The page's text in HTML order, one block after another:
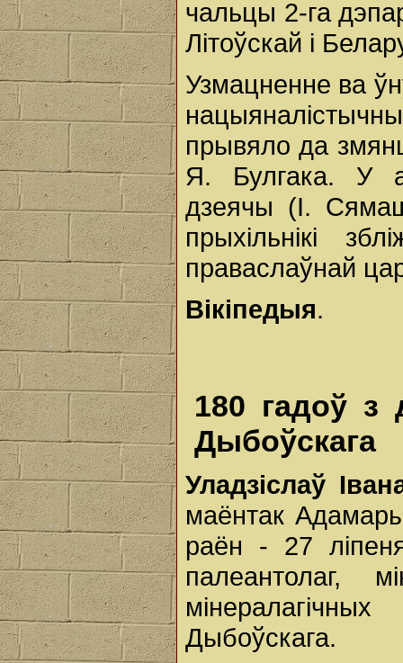
чальцы 2-га
Літоўскай і
Узмацненне ва
прывяло да
Я. Булгака. У
дзеячы (І.
прыхільнікі
праваслаўнай
Вікіпедыя.
180 гадоў з
Дыбоўскага
Уладзіслаў
маёнтак
раён - 27
палеантолаг,
Дыбоўскага.